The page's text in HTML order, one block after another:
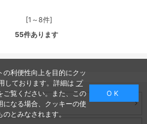
[1～8件]
55件あります
の利便性向上を目的にクッ
しております。詳細は プ
ご覧ください。また、この
になる場合、クッキーの使
とみなされます。
O K